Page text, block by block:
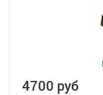
4700 руб